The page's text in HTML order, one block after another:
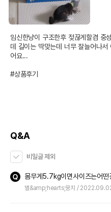
임신한냥이 구조한후 젖끊게할겸 중
데 길이는 딱맞는데 너무 잘늘어나
어요...
#상품후기
Q&A
비밀글 제외
몸무게5.7kg이면사이즈는어떤
별&amp;hearts;뭉치